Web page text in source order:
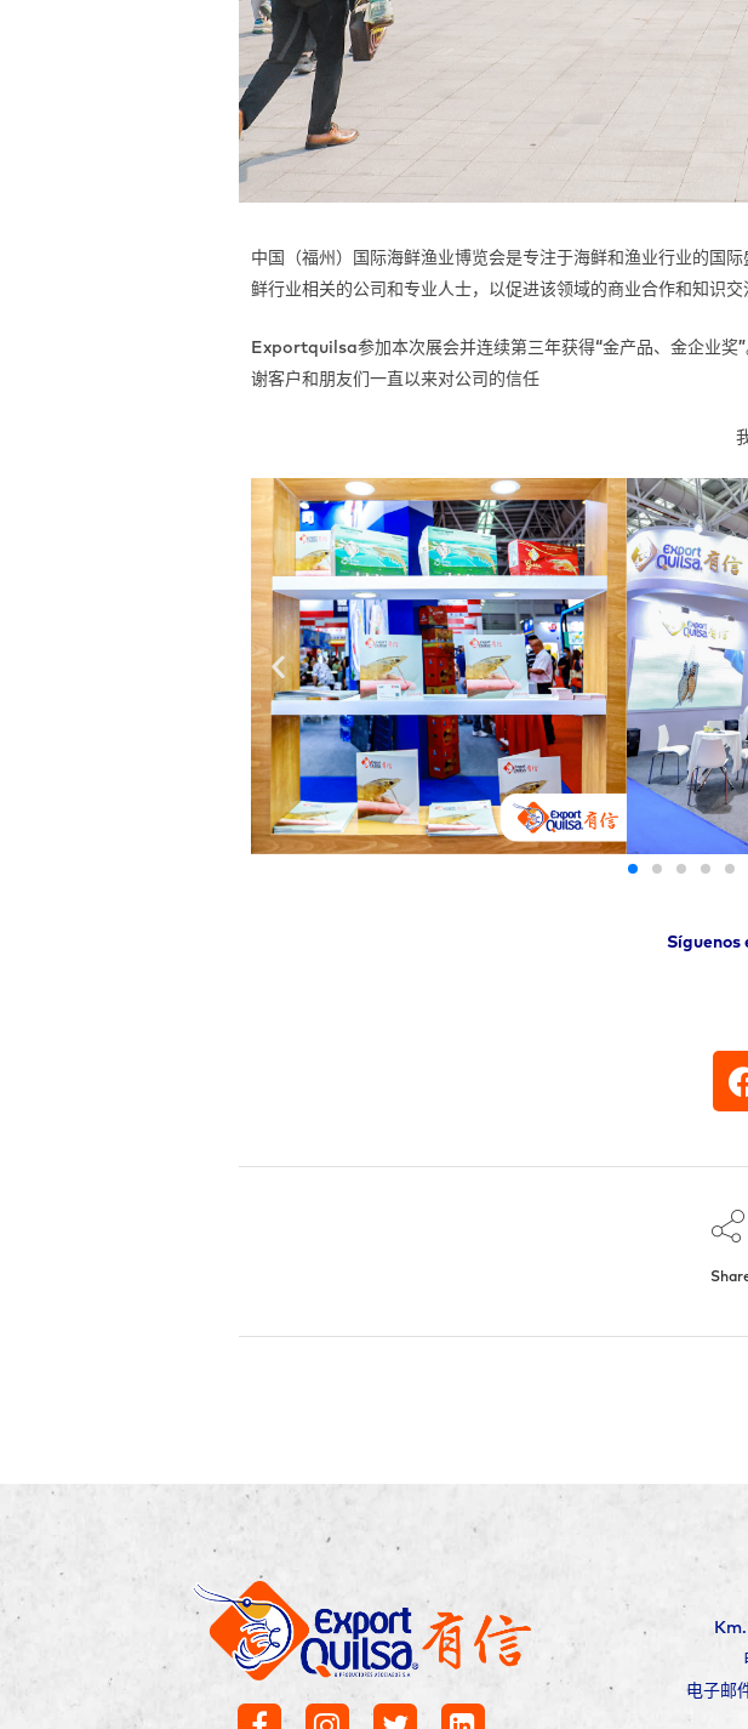
中国（福州）国际海鲜渔业博览会是专注于海鲜和渔业行业的国
鲜行业相关的公司和专业人士，以促进该领域的商业合作和知识交
Exportquilsa参加本次展会并连续第三年获得“金产品、金企业
谢客户和朋友们一直以来对公司的信任
Síguenos
电子邮